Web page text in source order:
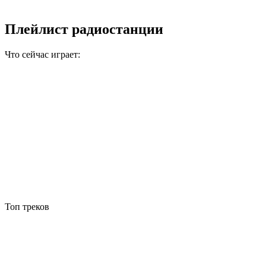
Плейлист радиостанции
Что сейчас играет:
Топ треков